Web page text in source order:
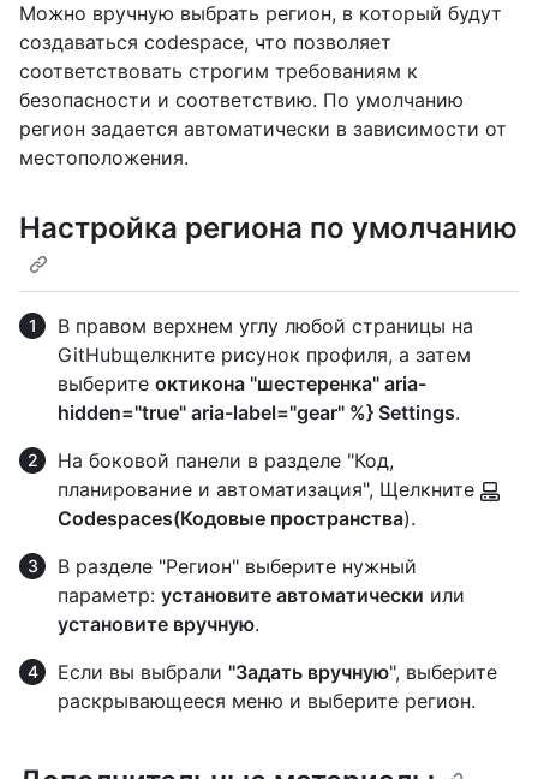
Можно вручную выбрать регион, в который будут
создаваться codespace, что позволяет
соответствовать строгим требованиям к
безопасности и соответствию. По умолчанию
регион задается автоматически в зависимости от
местоположения.
Настройка региона по умолчанию
В правом верхнем углу любой страницы на
GitHubщелкните рисунок профиля, а затем
выберите октикона "шестеренка" aria-
hidden="true" aria-label="gear" %} Settings.
На боковой панели в разделе "Код,
планирование и автоматизация", Щелкните
Codespaces(Кодовые пространства).
В разделе "Регион" выберите нужный
параметр: установите автоматически или
установите вручную.
Если вы выбрали "Задать вручную", выберите
раскрывающееся меню и выберите регион.